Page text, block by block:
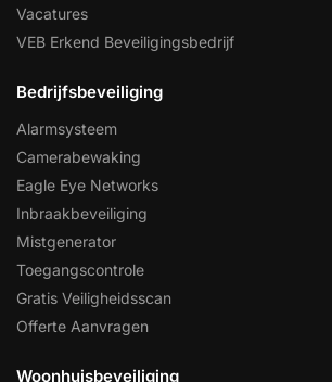
Vacatures
VEB Erkend Beveiligingsbedrijf
Bedrijfsbeveiliging
Alarmsysteem
Camerabewaking
Eagle Eye Networks
Inbraakbeveiliging
Mistgenerator
Toegangscontrole
Gratis Veiligheidsscan
Offerte Aanvragen
Woonhuisbeveiliging